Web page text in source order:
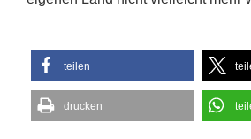
teilen
drucken